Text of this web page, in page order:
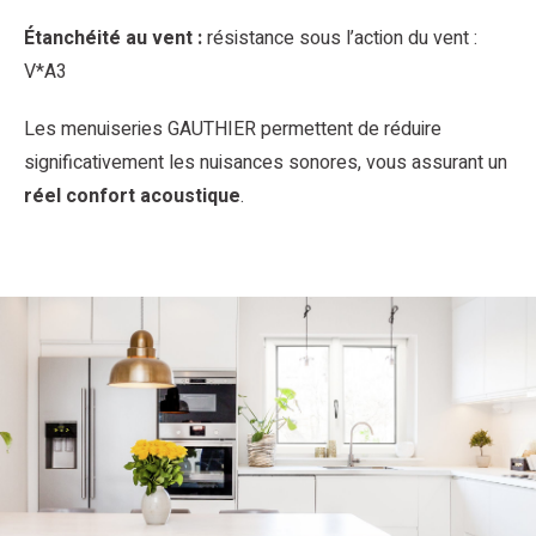
Étanchéité au vent :résistance sous l’action du vent :
V*A3
Les menuiseries GAUTHIER permettent de réduire
significativement les nuisances sonores, vous assurant un
réel confort acoustique.